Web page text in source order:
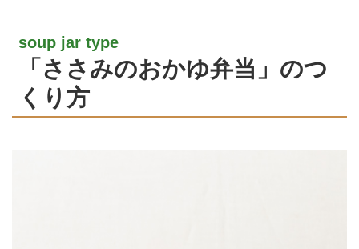
soup jar type
「ささみのおかゆ弁当」のつ
くり方